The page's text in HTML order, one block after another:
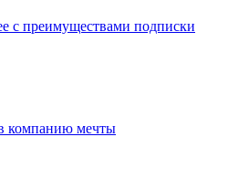
с преимуществами подписки
компанию мечты